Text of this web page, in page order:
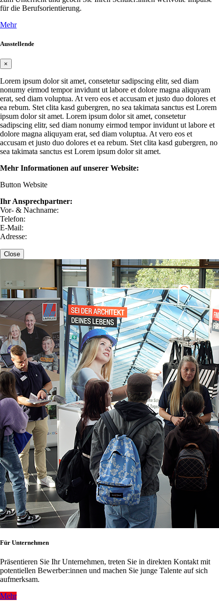
für die Berufsorientierung.
Mehr
Ausstellende
×
Lorem ipsum dolor sit amet, consetetur sadipscing elitr, sed diam
nonumy eirmod tempor invidunt ut labore et dolore magna aliquyam
erat, sed diam voluptua. At vero eos et accusam et justo duo dolores et
ea rebum. Stet clita kasd gubergren, no sea takimata sanctus est Lorem
ipsum dolor sit amet. Lorem ipsum dolor sit amet, consetetur
sadipscing elitr, sed diam nonumy eirmod tempor invidunt ut labore et
dolore magna aliquyam erat, sed diam voluptua. At vero eos et
accusam et justo duo dolores et ea rebum. Stet clita kasd gubergren, no
sea takimata sanctus est Lorem ipsum dolor sit amet.
Mehr Informationen auf unserer Website:
Button Website
Ihr Ansprechpartner:
Vor- & Nachname:
Telefon:
E-Mail:
Adresse:
Close
Für Unternehmen
Präsentieren Sie Ihr Unternehmen, treten Sie in direkten Kontakt mit
potentiellen Bewerber:innen und machen Sie junge Talente auf sich
aufmerksam.
Mehr